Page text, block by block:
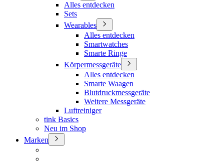
Alles entdecken
Sets
Wearables
Alles entdecken
Smartwatches
Smarte Ringe
Körpermessgeräte
Alles entdecken
Smarte Waagen
Blutdruckmessgeräte
Weitere Messgeräte
Luftreiniger
tink Basics
Neu im Shop
Marken